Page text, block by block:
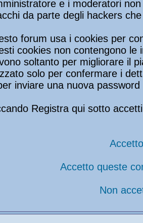
e i moderatori
da parte degli hackers
forum usa i cookies per
cookies non contengono le
soltanto per migliorare il
solo per confermare i
inviare una nuova
Registra qui sotto
Accetto queste
Non